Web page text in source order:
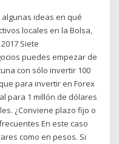
algunas ideas en qué
locales en la Bolsa,
Siete
puedes empezar de
con sólo invertir 100
para invertir en Forex
para 1 millón de dólares
¿Conviene plazo fijo o
En este caso
como en pesos. Si